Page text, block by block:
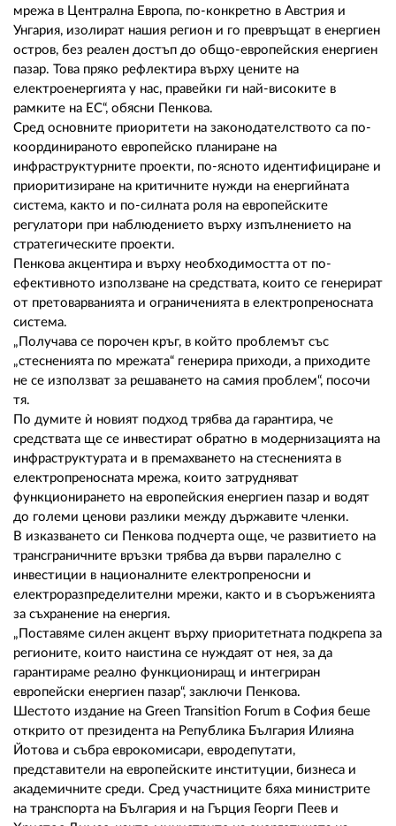
мрежа в Централна Европа, по-конкретно в Австрия и
Унгария, изолират нашия регион и го превръщат в енергиен
остров, без реален достъп до общо-европейския енергиен
пазар. Това пряко рефлектира върху цените на
електроенергията у нас, правейки ги най-високите в
рамките на ЕС“, обясни Пенкова.
Сред основните приоритети на законодателството са по-
координираното европейско планиране на
инфраструктурните проекти, по-ясното идентифициране и
приоритизиране на критичните нужди на енергийната
система, както и по-силната роля на европейските
регулатори при наблюдението върху изпълнението на
стратегическите проекти.
Пенкова акцентира и върху необходимостта от по-
ефективното използване на средствата, които се генерират
от претоварванията и ограниченията в електропреносната
система.
„Получава се порочен кръг, в който проблемът със
„стесненията по мрежата“ генерира приходи, а приходите
не се използват за решаването на самия проблем“, посочи
тя.
По думите ѝ новият подход трябва да гарантира, че
средствата ще се инвестират обратно в модернизацията на
инфраструктурата и в премахването на стесненията в
електропреносната мрежа, които затрудняват
функционирането на европейския енергиен пазар и водят
до големи ценови разлики между държавите членки.
В изказването си Пенкова подчерта още, че развитието на
трансграничните връзки трябва да върви паралелно с
инвестиции в националните електропреносни и
електроразпределителни мрежи, както и в съоръженията
за съхранение на енергия.
„Поставяме силен акцент върху приоритетната подкрепа за
регионите, които наистина се нуждаят от нея, за да
гарантираме реално функциониращ и интегриран
европейски енергиен пазар“, заключи Пенкова.
Шестото издание на Green Transition Forum в София беше
открито от президента на Република България Илияна
Йотова и събра еврокомисари, евродепутати,
представители на европейските институции, бизнеса и
академичните среди. Сред участниците бяха министрите
на транспорта на България и на Гърция Георги Пеев и